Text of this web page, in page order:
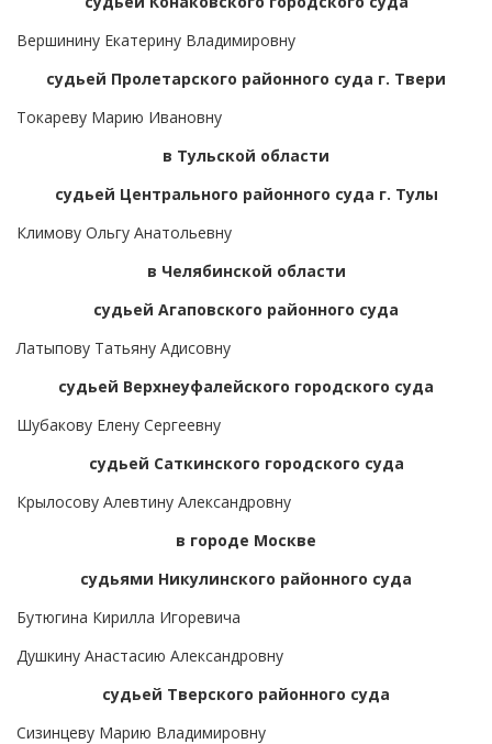
Вершинину Екатерину Владимировну
судьей Пролетарского районного суда г. Твери
Токареву Марию Ивановну
в Тульской области
судьей Центрального районного суда г. Тулы
Климову Ольгу Анатольевну
в Челябинской области
судьей Агаповского районного суда
Латыпову Татьяну Адисовну
судьей Верхнеуфалейского городского суда
Шубакову Елену Сергеевну
судьей Саткинского городского суда
Крылосову Алевтину Александровну
в городе Москве
судьями Никулинского районного суда
Бутюгина Кирилла Игоревича
Душкину Анастасию Александровну
судьей Тверского районного суда
Сизинцеву Марию Владимировну